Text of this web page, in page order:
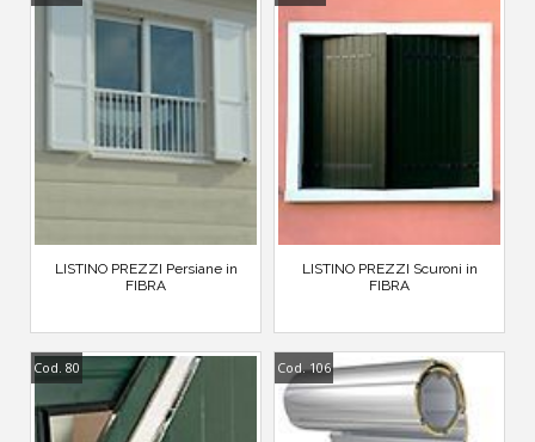
LISTINO PREZZI Persiane in
FIBRA
LISTINO PREZZI Scuroni in
FIBRA
Cod. 80 Cod. 106